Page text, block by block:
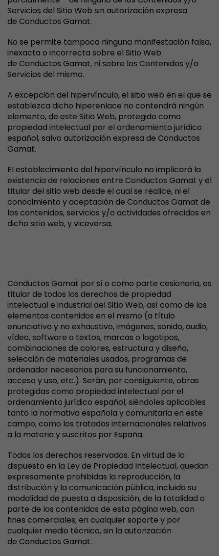
Servicios del Sitio Web sin autorización expresa
de Conductos Gamat.
No se permite tampoco ninguna manifestación falsa,
inexacta o incorrecta sobre el Sitio Web
de Conductos Gamat, ni sobre los Contenidos y/o
Servicios del mismo.
A excepción del hipervínculo, el sitio web en el que se
establezca dicho hiperenlace no contendrá ningún
elemento, de este Sitio Web, protegido como
propiedad intelectual por el ordenamiento jurídico
español, salvo autorización expresa de Conductos
Gamat.
El establecimiento del hipervínculo no implicará la
existencia de relaciones entre Conductos Gamat y el
titular del sitio web desde el cual se realice, ni el
conocimiento y aceptación de Conductos Gamat de
los contenidos, servicios y/o actividades ofrecidos en
dicho sitio web, y viceversa.
Conductos Gamat por sí o como parte cesionaria, es
titular de todos los derechos de propiedad
intelectual e industrial del Sitio Web, así como de los
elementos contenidos en el mismo (a título
enunciativo y no exhaustivo, imágenes, sonido, audio,
vídeo, software o textos, marcas o logotipos,
combinaciones de colores, estructura y diseño,
selección de materiales usados, programas de
ordenador necesarios para su funcionamiento,
acceso y uso, etc.). Serán, por consiguiente, obras
protegidas como propiedad intelectual por el
ordenamiento jurídico español, siéndoles aplicables
tanto la normativa española y comunitaria en este
campo, como los tratados internacionales relativos
a la materia y suscritos por España.
Todos los derechos reservados. En virtud de lo
dispuesto en la Ley de Propiedad Intelectual, quedan
expresamente prohibidas la reproducción, la
distribución y la comunicación pública, incluida su
modalidad de puesta a disposición, de la totalidad o
parte de los contenidos de esta página web, con
fines comerciales, en cualquier soporte y por
cualquier medio técnico, sin la autorización
de Conductos Gamat.